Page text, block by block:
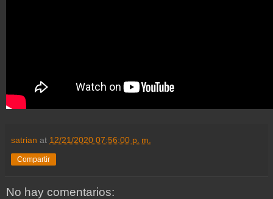
satrian at 12/21/2020 07:56:00 p. m.
Compartir
No hay comentarios: